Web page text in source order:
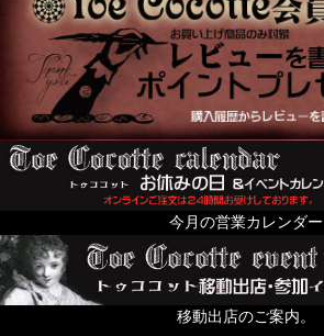
Blood B.
月下美人屋さん
Cloud9-Chisato Matsushima-
今月の営業カレンダー
移動出店のご案内。